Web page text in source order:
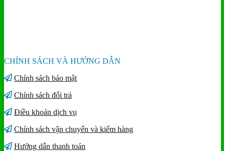
CHÍNH SÁCH VÀ HƯỚNG DẪN
Chính sách bảo mật
Chính sách đổi trả
Điều khoản dịch vụ
Chính sách vận chuyển và kiểm hàng
Hướng dẫn thanh toán